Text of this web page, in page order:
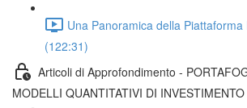
Una Panoramica della Piattaforma
(122:31)
Articoli di Approfondimento -
MODELLI QUANTITATIVI DI INVESTIMENTO